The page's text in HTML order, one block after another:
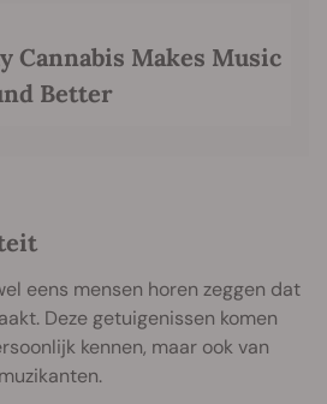
Cannabis Makes Music
Better
eens mensen horen zeggen dat
Deze getuigenissen komen
kennen, maar ook van